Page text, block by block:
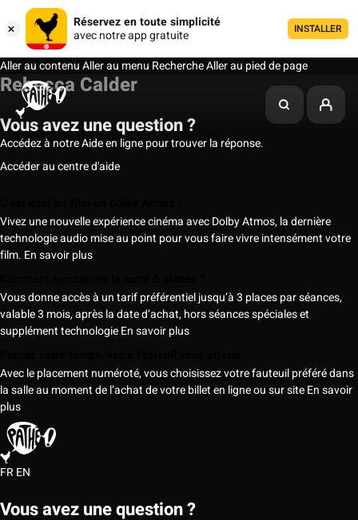
Réservez en toute simplicité
avec notre app gratuite
INSTALLER
Aller au contenuAller au menu RechercheAller au pied de page
Rebecca Calder
Vous avez une question ?
Accédez à notre Aide en ligne pour trouver la réponse.
Accéder au centre d'aide
Vivez une nouvelle expérience cinéma avec Dolby Atmos, la dernière
technologie audio mise au point pour vous faire vivre intensément votre
film. En savoir plus
Vous donne accès à un tarif préférentiel jusqu’à 3 places par séances,
valable 3 mois, après la date d’achat, hors séances spéciales et
supplément technologieEn savoir plus
Avec le placement numéroté, vous choisissez votre fauteuil préféré dans
la salle au moment de l’achat de votre billet en ligne ou sur siteEn savoir
plus
FREN
Vous avez une question ?